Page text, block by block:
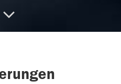
Opa!??????